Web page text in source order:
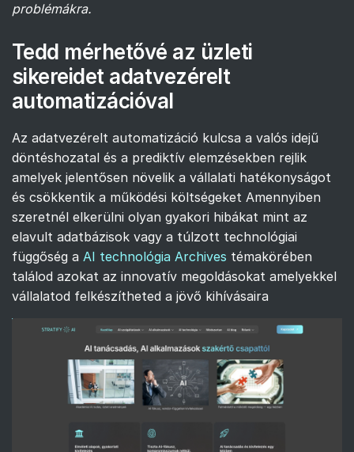
problémákra.
Tedd mérhetővé az üzleti
sikereidet adatvezérelt
automatizációval
Az adatvezérelt automatizáció kulcsa a valós idejű
döntéshozatal és a prediktív elemzésekben rejlik
amelyek jelentősen növelik a vállalati hatékonyságot
és csökkentik a működési költségeket Amennyiben
szeretnél elkerülni olyan gyakori hibákat mint az
elavult adatbázisok vagy a túlzott technológiai
függőség a AI technológia Archives témakörében
találod azokat az innovatív megoldásokat amelyekkel
vállalatod felkészítheted a jövő kihívásaira